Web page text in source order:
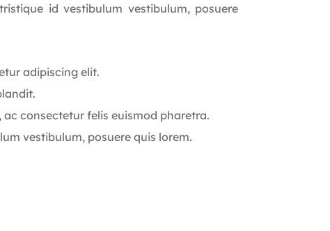
id vestibulum vestibulum, posuere
adipiscing elit.
consectetur felis euismod pharetra.
vestibulum, posuere quis lorem.